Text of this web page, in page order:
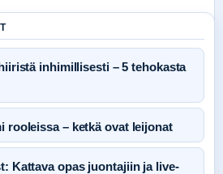
inhimillisesti – 5 tehokasta
rooleissa – ketkä ovat leijonat
Kattava opas juontajiin ja live-